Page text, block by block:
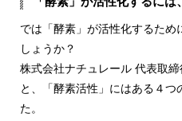
では「酵素」が活性化するた
しょうか？
株式会社ナチュレール 代表取
と、「酵素活性」にはある４つ
た。